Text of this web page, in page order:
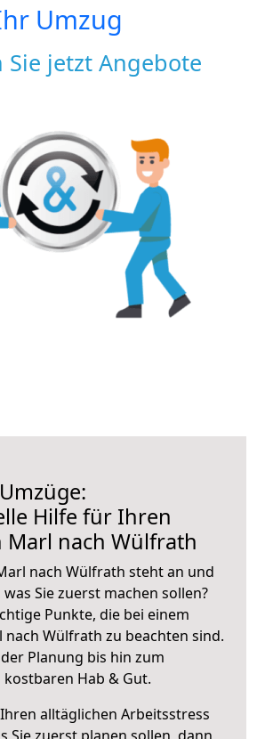
Umzug
Sie jetzt Angebote
Hilfe für Ihren
Marl nach Wülfrath
nach Wülfrath steht an und
Sie zuerst machen sollen?
Punkte, die bei einem
nach Wülfrath zu beachten sind.
Planung bis hin zum
Hab & Gut.
alltäglichen Arbeitsstress